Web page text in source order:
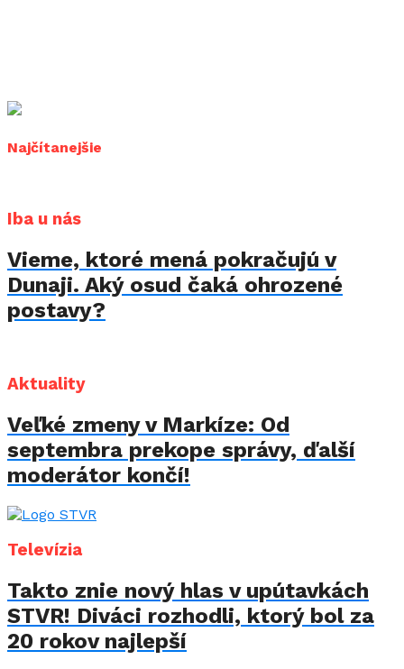
Najčítanejšie
Iba u nás
Vieme, ktoré mená pokračujú v
Dunaji. Aký osud čaká ohrozené
postavy?
Aktuality
Veľké zmeny v Markíze: Od
septembra prekope správy, ďalší
moderátor končí!
Televízia
Takto znie nový hlas v upútavkách
STVR! Diváci rozhodli, ktorý bol za
20 rokov najlepší